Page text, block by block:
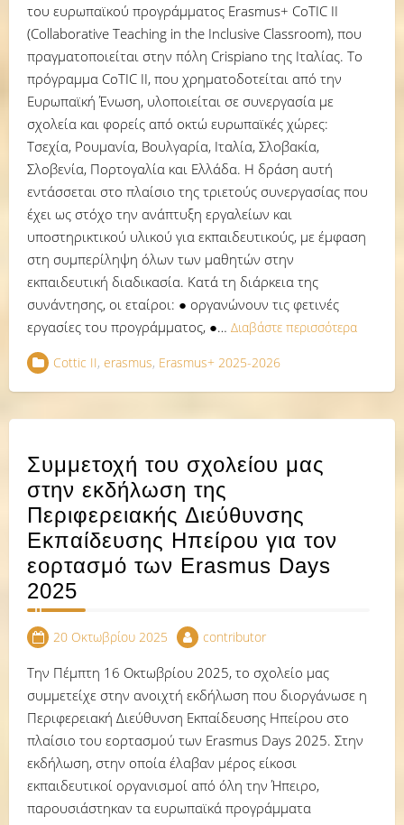
του ευρωπαϊκού προγράμματος Erasmus+ CoTIC II
(Collaborative Teaching in the Inclusive Classroom), που
πραγματοποιείται στην πόλη Crispiano της Ιταλίας. Το
πρόγραμμα CoTIC II, που χρηματοδοτείται από την
Ευρωπαϊκή Ένωση, υλοποιείται σε συνεργασία με
σχολεία και φορείς από οκτώ ευρωπαϊκές χώρες:
Τσεχία, Ρουμανία, Βουλγαρία, Ιταλία, Σλοβακία,
Σλοβενία, Πορτογαλία και Ελλάδα. Η δράση αυτή
εντάσσεται στο πλαίσιο της τριετούς συνεργασίας που
έχει ως στόχο την ανάπτυξη εργαλείων και
υποστηρικτικού υλικού για εκπαιδευτικούς, με έμφαση
στη συμπερίληψη όλων των μαθητών στην
εκπαιδευτική διαδικασία. Κατά τη διάρκεια της
συνάντησης, οι εταίροι: ● οργανώνουν τις φετινές
εργασίες του προγράμματος, ●… Διαβάστε περισσότερα
Cottic II, erasmus, Erasmus+ 2025-2026
Συμμετοχή του σχολείου μας
στην εκδήλωση της
Περιφερειακής Διεύθυνσης
Εκπαίδευσης Ηπείρου για τον
εορτασμό των Erasmus Days
2025
20 Οκτωβρίου 2025 contributor
Την Πέμπτη 16 Οκτωβρίου 2025, το σχολείο μας
συμμετείχε στην ανοιχτή εκδήλωση που διοργάνωσε η
Περιφερειακή Διεύθυνση Εκπαίδευσης Ηπείρου στο
πλαίσιο του εορτασμού των Erasmus Days 2025. Στην
εκδήλωση, στην οποία έλαβαν μέρος είκοσι
εκπαιδευτικοί οργανισμοί από όλη την Ήπειρο,
παρουσιάστηκαν τα ευρωπαϊκά προγράμματα